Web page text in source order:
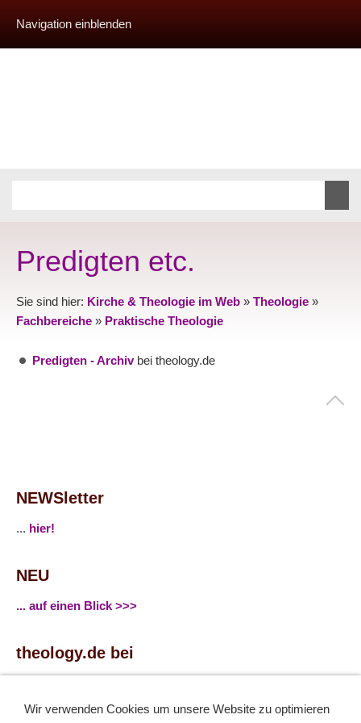
Navigation einblenden
Predigten etc.
Sie sind hier: Kirche & Theologie im Web » Theologie »
Fachbereiche » Praktische Theologie
Predigten - Archivbei theology.de
NEWSletter
... hier!
NEU
... auf einen Blick >>>
theology.de bei
... Twitter
Wir verwenden Cookies um unsere Website zu optimieren